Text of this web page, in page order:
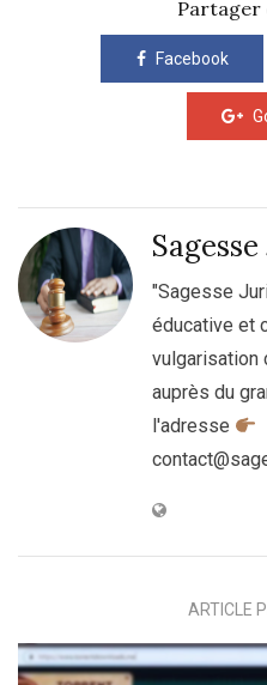
Partager
Facebook
"Sagesse
éducative et
vulgarisation
auprès du
l'adresse
ARTICLE